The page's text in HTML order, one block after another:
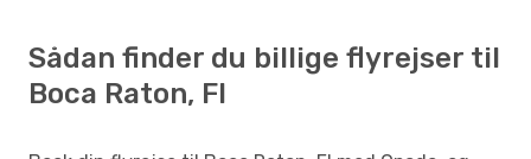
Sådan finder du billige flyrejser til
Boca Raton, Fl